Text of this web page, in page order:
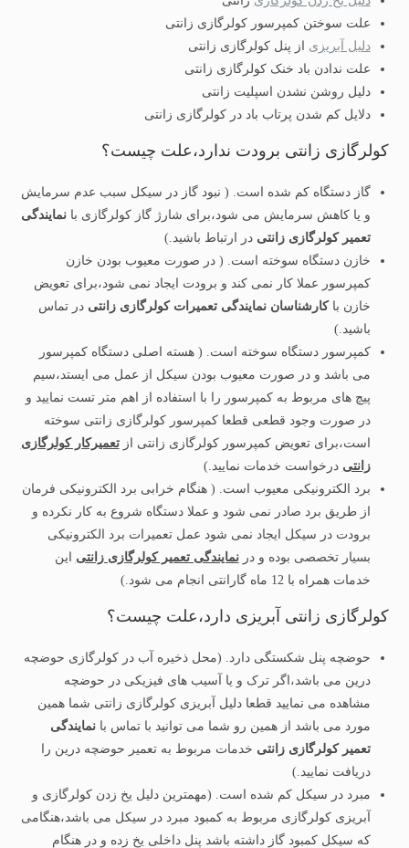
علت سوختن کمپرسور کولرگازی زانتی
دلیل آبریزی از پنل کولرگازی زانتی
علت ندادن باد خنک کولرگازی زانتی
دلیل روشن نشدن اسپلیت زانتی
دلایل کم شدن پرتاب باد در کولرگازی زانتی
کولرگازی زانتی برودت ندارد،علت چیست؟
گاز دستگاه کم شده است. ( نبود گاز در سیکل سبب عدم سرمایش
و یا کاهش سرمایش می شود،برای شارژ گاز کولرگازی بانمایندگی
تعمیر کولرگازی زانتی در ارتباط باشید.)
خازن دستگاه سوخته است. ( در صورت معیوب بودن خازن
کمپرسور عملا کار نمی کند و برودت ایجاد نمی شود،برای تعویض
خازن باکارشناسان نمایندگی تعمیرات کولرگازی زانتی در تماس
باشید.)
کمپرسور دستگاه سوخته است. ( هسته اصلی دستگاه کمپرسور
می باشد و در صورت معیوب بودن سیکل از عمل می ایستد،سیم
پیچ های مربوط به کمپرسور را با استفاده از اهم متر تست نمایید و
در صورت وجود قطعی قطعا کمپرسور کولرگازی زانتی سوخته
است،برای تعویض کمپرسور کولرگازی زانتی ازتعمیرکار کولرگازی
زانتی درخواست خدمات نمایید.)
برد الکترونیکی معیوب است. ( هنگام خرابی برد الکترونیکی فرمان
از طریق برد صادر نمی شود و عملا دستگاه شروع به کار نکرده و
برودت در سیکل ایجاد نمی شود عمل تعمیرات برد الکترونیکی
بسیار تخصصی بوده و درنمایندگی تعمیر کولرگازی زانتی این
خدمات همراه با 12 ماه گارانتی انجام می شود.)
کولرگازی زانتی آبریزی دارد،علت چیست؟
حوضچه پنل شکستگی دارد. (محل ذخیره آب در کولرگازی حوضچه
درین می باشد،اگر ترک و یا آسیب های فیزیکی در حوضچه
مشاهده می نمایید قطعا دلیل آبریزی کولرگازی زانتی شما همین
مورد می باشد از همین رو شما می توانید با تماس بانمایندگی
تعمیر کولرگازی زانتی خدمات مربوط به تعمیر حوضچه درین را
دریافت نمایید.)
مبرد در سیکل کم شده است. (مهمترین دلیل یخ زدن کولرگازی و
آبریزی کولرگازی مربوط به کمبود مبرد در سیکل می باشد،هنگامی
که سیکل کمبود گاز داشته باشد پنل داخلی یخ زده و در هنگام